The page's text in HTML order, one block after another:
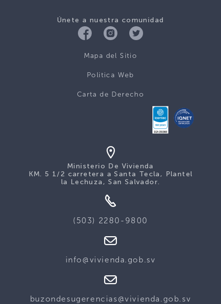
Únete a nuestra comunidad
Mapa del Sitio
Politica Web
Carta de Derecho
Ministerio De Vivienda
KM. 5 1/2 carretera a Santa Tecla, Plantel
la Lechuza, San Salvador.
(503) 2280-9800
info@vivienda.gob.sv
buzondesugerencias@vivienda.gob.sv